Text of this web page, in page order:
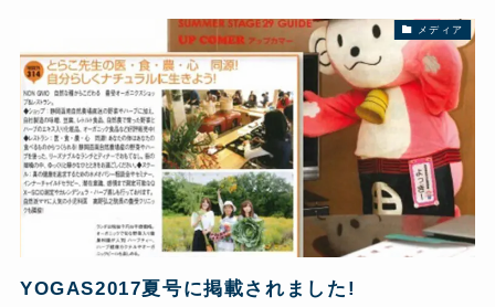
メディア
YOGAS2017夏号に掲載されました!